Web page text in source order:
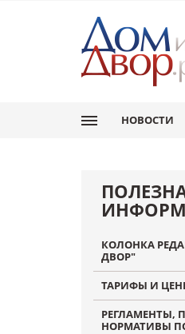
НОВОСТИ
КОЛОНКА
ДВОР"
ТАРИФЫ И
РЕГЛАМЕНТЫ,
НОРМАТИВЫ